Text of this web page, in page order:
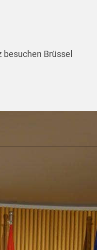
besuchen Brüssel